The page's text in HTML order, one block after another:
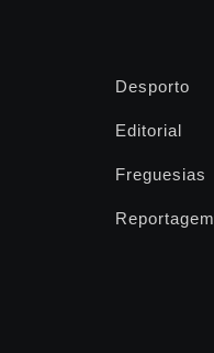
Desporto
Editorial
Freguesias
Reportagem